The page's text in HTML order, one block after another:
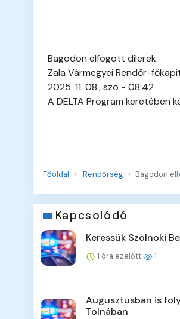
Bagodon elfogott dílerek
Zala Vármegyei Rendőr-
2025. 11. 08., szo - 08:42
A DELTA Program keretében
Főoldal Rendőrség Bagodon
Kapcsolódó
Keressük Szolnoki
1 óra ezelőtt 1
Augusztusban is
Tolnában